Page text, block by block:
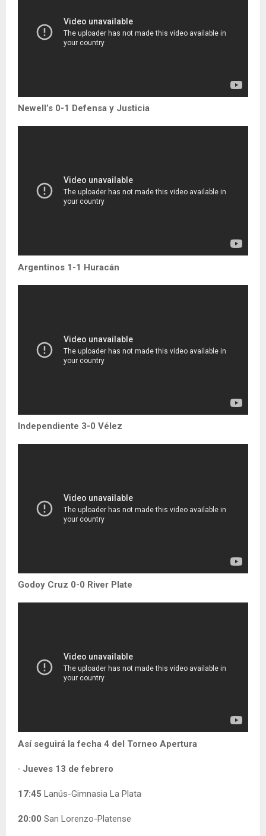
Newell’s 0-1 Defensa y Justicia
Argentinos 1-1 Huracán
Independiente 3-0 Vélez
Godoy Cruz 0-0 River Plate
Así seguirá la fecha 4 del Torneo Apertura
· Jueves 13 de febrero
17:45 Lanús-Gimnasia La Plata
20:00 San Lorenzo-Platense